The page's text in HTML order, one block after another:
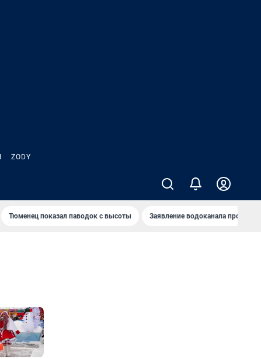
ZODY
Тюменец показал паводок с высоты Заявление водоканала про